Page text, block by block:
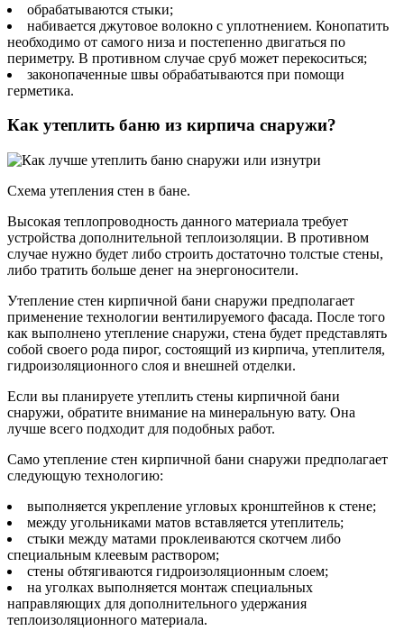
обрабатываются стыки;
набивается джутовое волокно с уплотнением. Конопатить
необходимо от самого низа и постепенно двигаться по
периметру. В противном случае сруб может перекоситься;
законопаченные швы обрабатываются при помощи
герметика.
Как утеплить баню из кирпича снаружи?
Схема утепления стен в бане.
Высокая теплопроводность данного материала требует
устройства дополнительной теплоизоляции. В противном
случае нужно будет либо строить достаточно толстые стены,
либо тратить больше денег на энергоносители.
Утепление стен кирпичной бани снаружи предполагает
применение технологии вентилируемого фасада. После того
как выполнено утепление снаружи, стена будет представлять
собой своего рода пирог, состоящий из кирпича, утеплителя,
гидроизоляционного слоя и внешней отделки.
Если вы планируете утеплить стены кирпичной бани
снаружи, обратите внимание на минеральную вату. Она
лучше всего подходит для подобных работ.
Само утепление стен кирпичной бани снаружи предполагает
следующую технологию:
выполняется укрепление угловых кронштейнов к стене;
между угольниками матов вставляется утеплитель;
стыки между матами проклеиваются скотчем либо
специальным клеевым раствором;
стены обтягиваются гидроизоляционным слоем;
на уголках выполняется монтаж специальных
направляющих для дополнительного удержания
теплоизоляционного материала.